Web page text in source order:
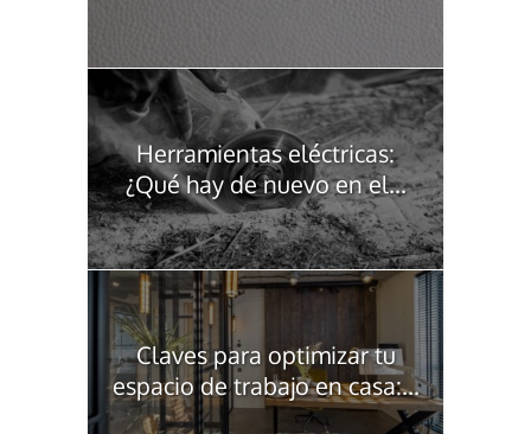
Herramientas eléctricas:
¿Qué hay de nuevo en el...
Claves para optimizar tu
espacio de trabajo en casa:...